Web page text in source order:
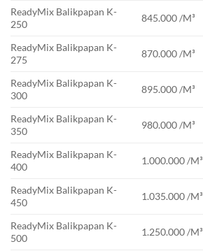
ReadyMix Balikpapan K-
250
845.000 /M³
ReadyMix Balikpapan K-
275
870.000 /M³
ReadyMix Balikpapan K-
300
895.000 /M³
ReadyMix Balikpapan K-
350
980.000 /M³
ReadyMix Balikpapan K-
400
1.000.000 /M³
ReadyMix Balikpapan K-
450
1.035.000 /M³
ReadyMix Balikpapan K-
500
1.250.000 /M³